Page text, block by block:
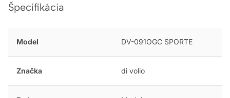
Špecifikácia
Model DV-091OGC SPORTE
Značka di volio